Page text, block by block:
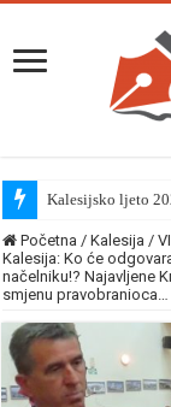
Kalesijsko ljeto
Početna / Kalesija /
Kalesija: Ko će
načelniku!? Najavljene
smjenu pravobranioca…